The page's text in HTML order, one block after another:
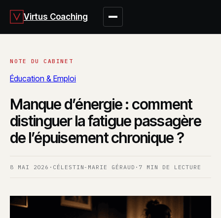
Virtus Coaching
Éducation & Emploi
Manque d’énergie : comment
distinguer la fatigue passagère
de l’épuisement chronique ?
8 MAI 2026 · CÉLESTIN-MARIE GÉRAUD · 7 MIN DE LECTURE